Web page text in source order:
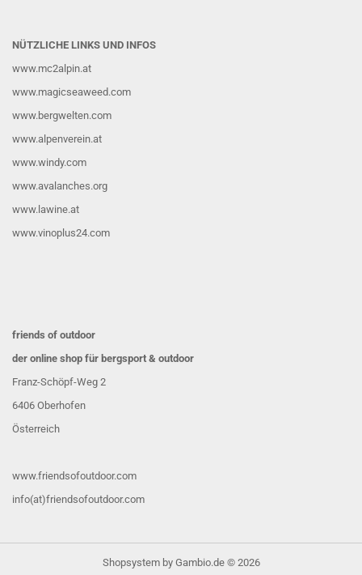
NÜTZLICHE LINKS UND INFOS
www.mc2alpin.at
www.magicseaweed.com
www.bergwelten.com
www.alpenverein.at
www.windy.com
www.avalanches.org
www.lawine.at
www.vinoplus24.com
friends of outdoor
der online shop für bergsport & outdoor
Franz-Schöpf-Weg 2
6406 Oberhofen
Österreich
www.friendsofoutdoor.com
info(at)friendsofoutdoor.com
Shopsystemby Gambio.de © 2026